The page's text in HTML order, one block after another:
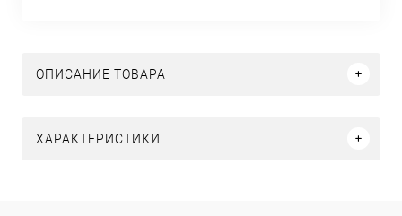
ОПИСАНИЕ ТОВАРА
ХАРАКТЕРИСТИКИ